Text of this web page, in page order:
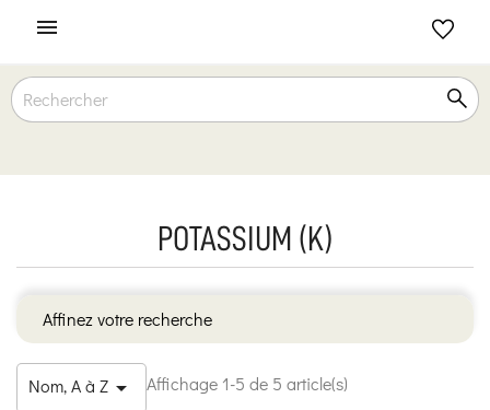

POTASSIUM (K)
Affinez votre recherche
Nom, A à Z  Affichage 1-5 de 5 article(s)